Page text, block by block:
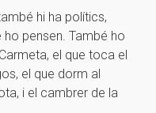
hi ha polítics,
pensen. També ho
el que toca el
el que dorm al
i el cambrer de la